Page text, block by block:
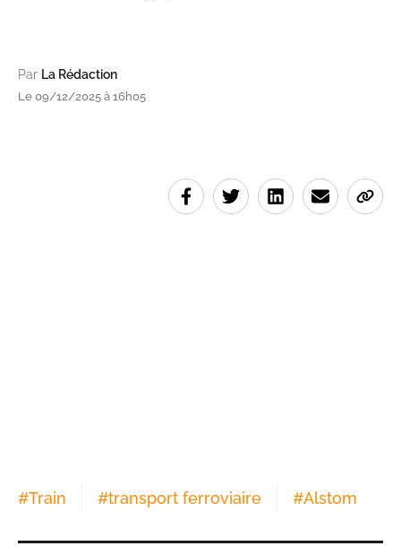
Par La Rédaction
Le 09/12/2025 à 16h05
#Train #transport ferroviaire #Alstom